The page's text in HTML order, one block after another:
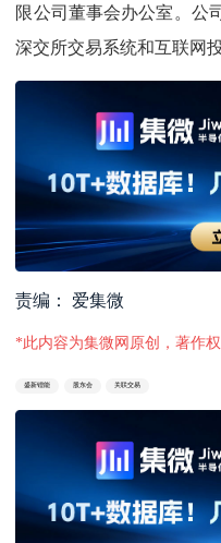
限公司董事会办公室。公
深交所交易系统和互联网
责编： 爱集微
*此内容为集微网原创，著作
盛新锂能 股东会 关联交易